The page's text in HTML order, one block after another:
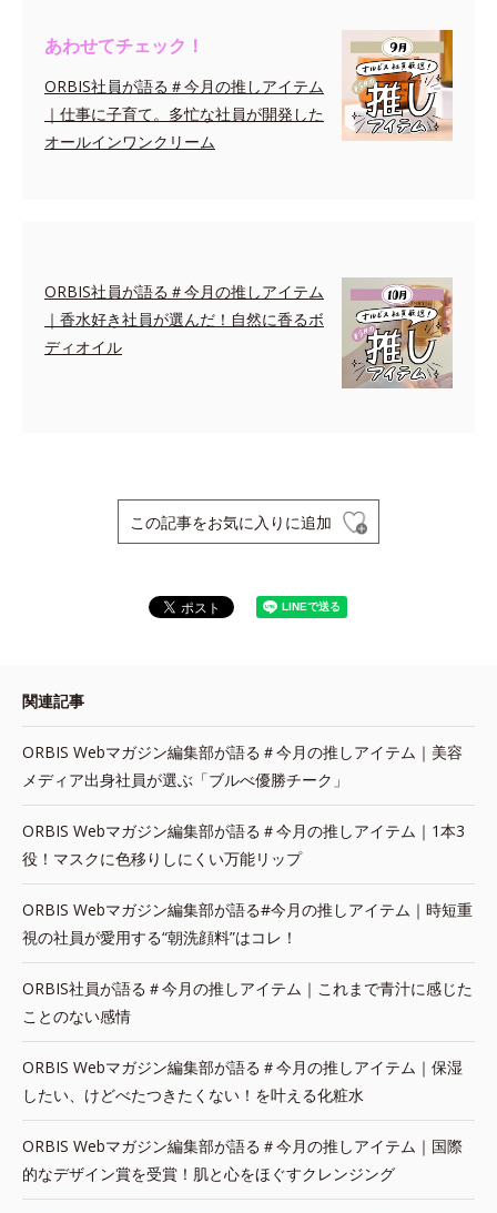
あわせてチェック！
ORBIS社員が語る＃今月の推しアイテム
｜仕事に子育て。多忙な社員が開発した
オールインワンクリーム
ORBIS社員が語る＃今月の推しアイテム
｜香水好き社員が選んだ！自然に香るボ
ディオイル
この記事をお気に入りに追加
関連記事
ORBIS Webマガジン編集部が語る＃今月の推しアイテム｜美容
メディア出身社員が選ぶ「ブルべ優勝チーク」
ORBIS Webマガジン編集部が語る＃今月の推しアイテム｜1本3
役！マスクに色移りしにくい万能リップ
ORBIS Webマガジン編集部が語る#今月の推しアイテム｜時短重
視の社員が愛用する“朝洗顔料”はコレ！
ORBIS社員が語る＃今月の推しアイテム｜これまで青汁に感じた
ことのない感情
ORBIS Webマガジン編集部が語る＃今月の推しアイテム｜保湿
したい、けどべたつきたくない！を叶える化粧水
ORBIS Webマガジン編集部が語る＃今月の推しアイテム｜国際
的なデザイン賞を受賞！肌と心をほぐすクレンジング